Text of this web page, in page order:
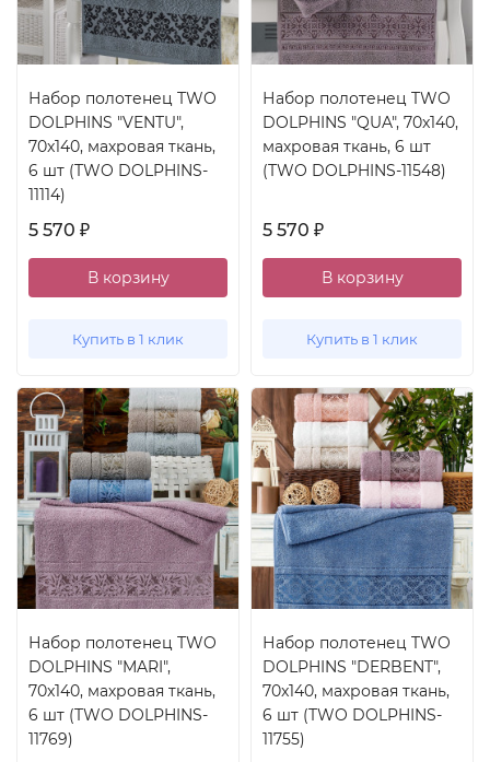
Набор полотенец TWO
DOLPHINS "VENTU",
70x140, махровая ткань,
6 шт (TWO DOLPHINS-
11114)
5 570 ₽
В корзину
Купить в 1 клик
Набор полотенец TWO
DOLPHINS "QUA", 70x140,
махровая ткань, 6 шт
(TWO DOLPHINS-11548)
5 570 ₽
В корзину
Купить в 1 клик
Набор полотенец TWO
DOLPHINS "MARI",
70x140, махровая ткань,
6 шт (TWO DOLPHINS-
11769)
Набор полотенец TWO
DOLPHINS "DERBENT",
70x140, махровая ткань,
6 шт (TWO DOLPHINS-
11755)